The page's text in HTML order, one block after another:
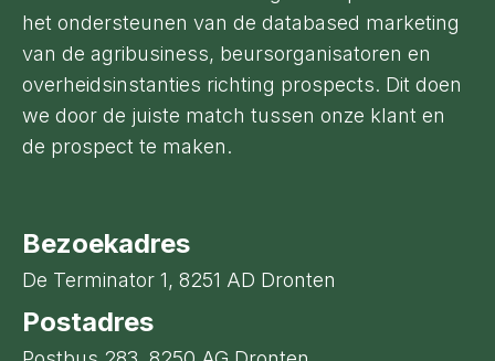
het ondersteunen van de databased marketing
van de agribusiness, beursorganisatoren en
overheidsinstanties richting prospects. Dit doen
we door de juiste match tussen onze klant en
de prospect te maken.
Bezoekadres
De Terminator 1, 8251 AD Dronten
Postadres